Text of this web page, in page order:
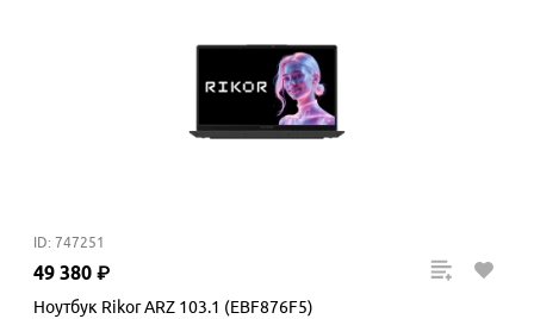
ID: 747251
49 380 ₽
Ноутбук Rikor ARZ 103.1 (EBF876F5)